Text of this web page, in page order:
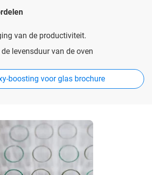
van de productiviteit.
levensduur van de oven
boosting voor glas brochure